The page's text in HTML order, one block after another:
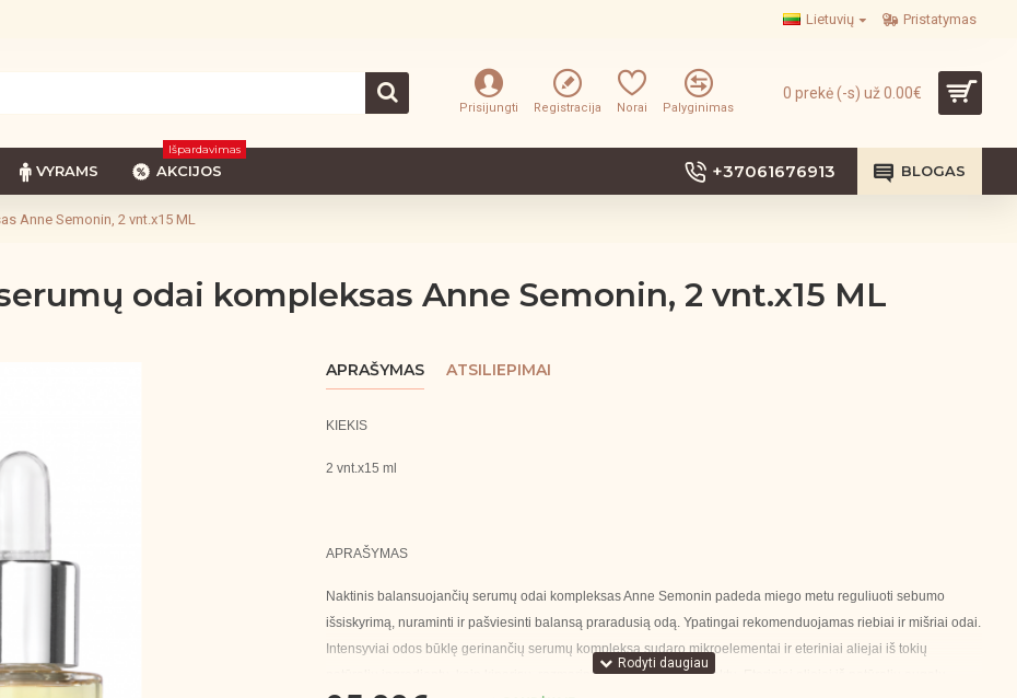
Lietuvių Pristatymas
Prisijungti Registracija Norai Palyginimas
0 prekė (-s) už 0.00€
VYRAMS AKCIJOS
Išpardavimas
+37061676913 BLOGAS
Anne Semonin, 2 vnt.x15 ML
odai kompleksas Anne Semonin, 2 vnt.x15 ML
APRAŠYMAS ATSILIEPIMAI
KIEKIS
2 vnt.x15 ml
APRAŠYMAS
Naktinis balansuojančių serumų odai kompleksas Anne Semonin padeda miego metu reguliuoti sebumo
išsiskyrimą, nuraminti ir pašviesinti balansą praradusią odą. Ypatingai rekomenduojamas riebiai ir mišriai odai.
Intensyviai odos būklę gerinančių serumų kompleksą sudaro mikroelementai ir eteriniai aliejai iš tokių
natūralių ingredientų, kaip kiparisų, rozmarinų lapų, šalavijų ekstraktų. Eteriniai aliejai iš natūralių augalų